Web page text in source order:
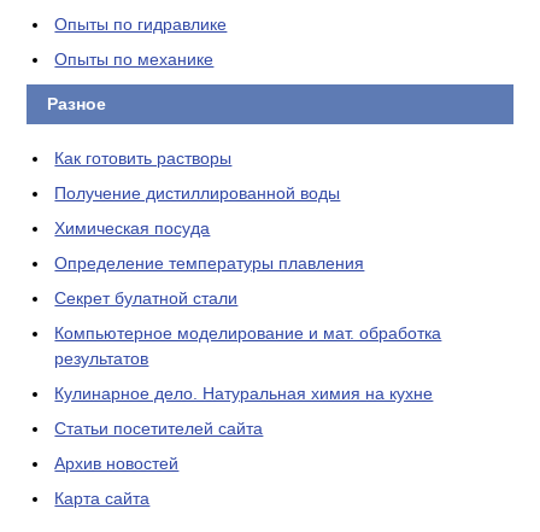
Опыты по гидравлике
Опыты по механике
Разное
Как готовить растворы
Получение дистиллированной воды
Химическая посуда
Определение температуры плавления
Секрет булатной стали
Компьютерное моделирование и мат. обработка
результатов
Кулинарное дело. Натуральная химия на кухне
Статьи посетителей сайта
Архив новостей
Карта сайта